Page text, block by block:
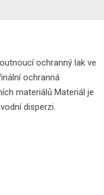
ochranný lak ve
ochranná
materiálů Materiál je
disperzi.